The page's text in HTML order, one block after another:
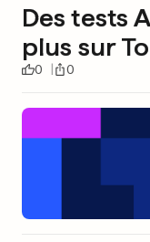
Des tests
plus sur
0 0